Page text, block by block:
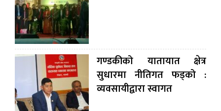
गण्डकीको यातायात क्षेत्र
सुधारमा नीतिगत फड्को :
व्यवसायीद्वारा स्वागत